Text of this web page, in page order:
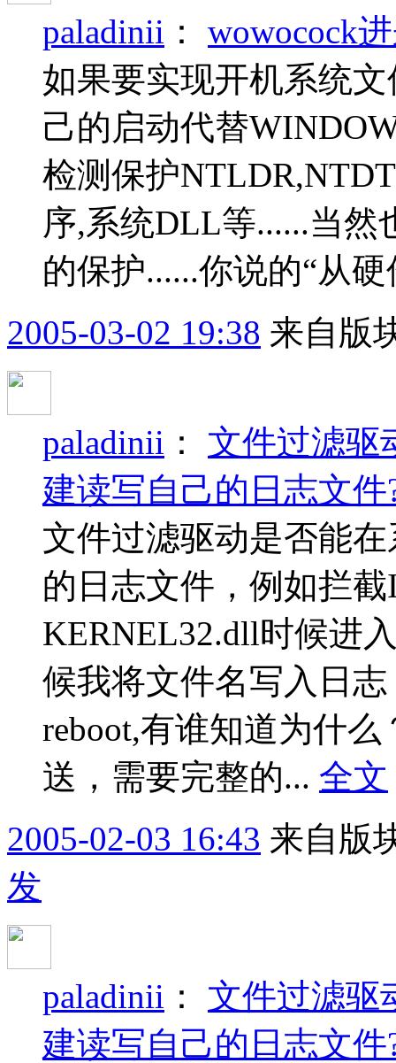
paladinii ： wowocock
如果要实现开机系统
己的启动代替
检测保护
序,系统DLL等......当
的保护......你说的“从
2005-03-02 19:38 来自版
paladinii ： 文件过滤驱
建读写自己的日志文
文件过滤驱动是否能
的日志文件，例如拦截
KERNEL32.dll时候进
候我将文件名写入日
reboot,有谁知道为什
送，需要完整的... 全文
2005-02-03 16:43 来自版
发
paladinii ： 文件过滤驱
建读写自己的日志文